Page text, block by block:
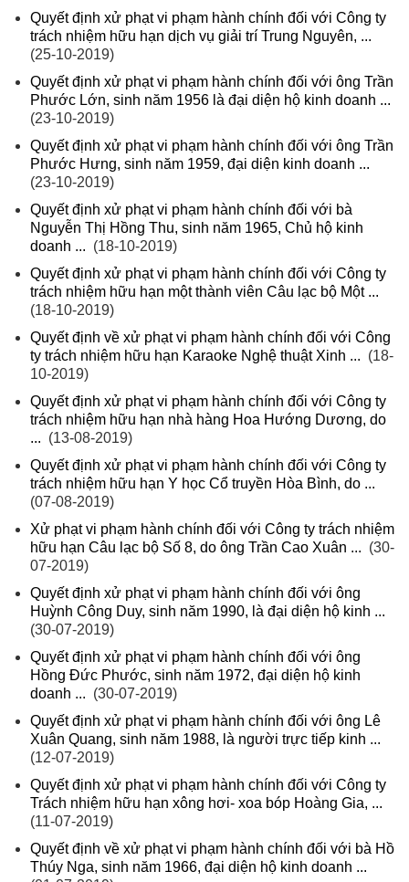
Quyết định xử phạt vi phạm hành chính đối với Công ty
trách nhiệm hữu hạn dịch vụ giải trí Trung Nguyên, ...
(25-10-2019)
Quyết định xử phạt vi phạm hành chính đối với ông Trần
Phước Lớn, sinh năm 1956 là đại diện hộ kinh doanh ...
(23-10-2019)
Quyết định xử phạt vi phạm hành chính đối với ông Trần
Phước Hưng, sinh năm 1959, đại diện kinh doanh ...
(23-10-2019)
Quyết định xử phạt vi phạm hành chính đối với bà
Nguyễn Thị Hồng Thu, sinh năm 1965, Chủ hộ kinh
doanh ... (18-10-2019)
Quyết định xử phạt vi phạm hành chính đối với Công ty
trách nhiệm hữu hạn một thành viên Câu lạc bộ Một ...
(18-10-2019)
Quyết định về xử phạt vi phạm hành chính đối với Công
ty trách nhiệm hữu hạn Karaoke Nghệ thuật Xinh ... (18-
10-2019)
Quyết định xử phạt vi phạm hành chính đối với Công ty
trách nhiệm hữu hạn nhà hàng Hoa Hướng Dương, do
... (13-08-2019)
Quyết định xử phạt vi phạm hành chính đối với Công ty
trách nhiệm hữu hạn Y học Cổ truyền Hòa Bình, do ...
(07-08-2019)
Xử phạt vi phạm hành chính đối với Công ty trách nhiệm
hữu hạn Câu lạc bộ Số 8, do ông Trần Cao Xuân ... (30-
07-2019)
Quyết định xử phạt vi phạm hành chính đối với ông
Huỳnh Công Duy, sinh năm 1990, là đại diện hộ kinh ...
(30-07-2019)
Quyết định xử phạt vi phạm hành chính đối với ông
Hồng Đức Phước, sinh năm 1972, đại diện hộ kinh
doanh ... (30-07-2019)
Quyết định xử phạt vi phạm hành chính đối với ông Lê
Xuân Quang, sinh năm 1988, là người trực tiếp kinh ...
(12-07-2019)
Quyết định xử phạt vi phạm hành chính đối với Công ty
Trách nhiệm hữu hạn xông hơi- xoa bóp Hoàng Gia, ...
(11-07-2019)
Quyết định về xử phạt vi phạm hành chính đối với bà Hồ
Thúy Nga, sinh năm 1966, đại diện hộ kinh doanh ...